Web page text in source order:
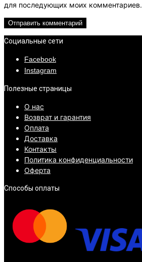
для последующих моих комментариев.
Социальные сети
Facebook
Instagram
Полезные страницы
О нас
Возврат и гарантия
Оплата
Доставка
Контакты
Политика конфиденциальности
Оферта
Способы оплаты